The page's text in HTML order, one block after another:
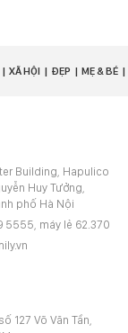
XÃ HỘI ĐẸP MẸ & BÉ
Building, Hapulico
Huy Tưởng,
phố Hà Nội
máy lẻ 62.370
127 Võ Văn Tần,